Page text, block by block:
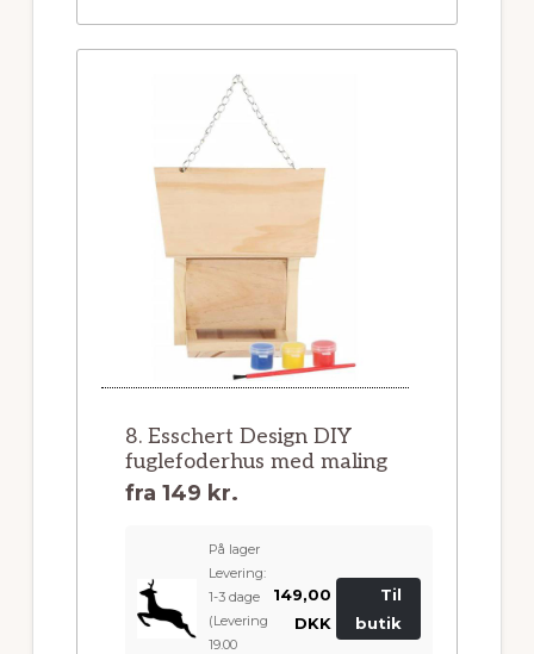
8. Esschert Design DIY
fuglefoderhus med maling
fra 149 kr.
På lager
Levering:
1-3 dage
(Levering
19.00
149,00
DKK
Til
butik